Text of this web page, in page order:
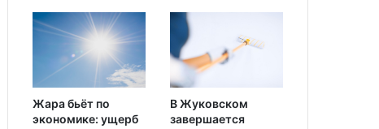
Жара бьёт по
экономике: ущерб
В Жуковском
завершается